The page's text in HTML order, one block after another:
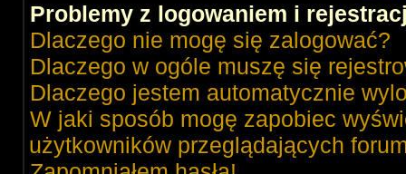
Problemy z logowaniem i
Dlaczego nie mogę się zalogować?
Dlaczego w ogóle muszę się
Dlaczego jestem automatycznie
W jaki sposób mogę zapobiec
użytkowników przeglądających